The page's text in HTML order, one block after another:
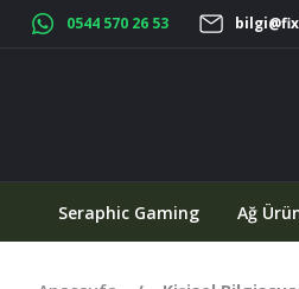
0544 570 26 53
Seraphic Gaming Ağ